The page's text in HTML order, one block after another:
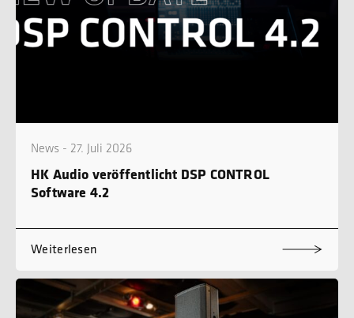
News - 27. Juli 2026
HK Audio veröffentlicht DSP CONTROL
Software 4.2
Weiterlesen